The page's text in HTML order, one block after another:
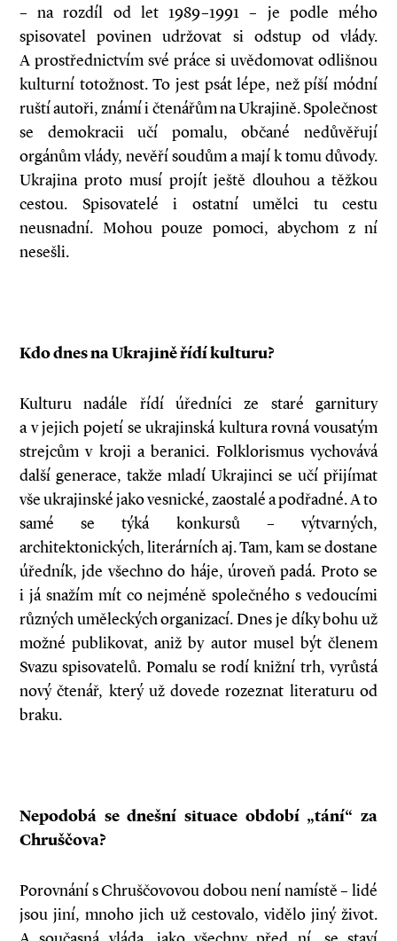
– na rozdíl od let 1989–1991 – je podle mého
spisovatel povinen udržovat si odstup od vlády.
A prostřednictvím své práce si uvědomovat odlišnou
kulturní totožnost. To jest psát lépe, než píší módní
ruští autoři, známí i čtenářům na Ukrajině. Společnost
se demokracii učí pomalu, občané nedůvěřují
orgánům vlády, nevěří soudům a mají k tomu důvody.
Ukrajina proto musí projít ještě dlouhou a těžkou
cestou. Spisovatelé i ostatní umělci tu cestu
neusnadní. Mohou pouze pomoci, abychom z ní
nesešli.
Kdo dnes na Ukrajině řídí kulturu?
Kulturu nadále řídí úředníci ze staré garnitury
a v jejich pojetí se ukrajinská kultura rovná vousatým
strejcům v kroji a beranici. Folklorismus vychovává
další generace, takže mladí Ukrajinci se učí přijímat
vše ukrajinské jako vesnické, zaostalé a podřadné. A to
samé se týká konkursů – výtvarných,
architektonických, literárních aj. Tam, kam se dostane
úředník, jde všechno do háje, úroveň padá. Proto se
i já snažím mít co nejméně společného s vedoucími
různých uměleckých organizací. Dnes je díky bohu už
možné publikovat, aniž by autor musel být členem
Svazu spisovatelů. Pomalu se rodí knižní trh, vyrůstá
nový čtenář, který už dovede rozeznat literaturu od
braku.
Nepodobá se dnešní situace období „tání“ za
Chruščova?
Porovnání s Chruščovovou dobou není namístě – lidé
jsou jiní, mnoho jich už cestovalo, vidělo jiný život.